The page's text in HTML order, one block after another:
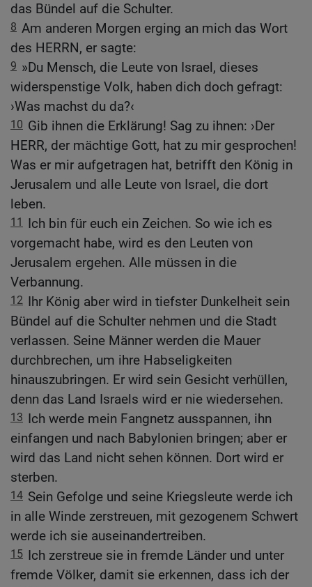
das Bündel auf die Schulter.
8 Am anderen Morgen erging an mich das Wort
des HERRN, er sagte:
9 »Du Mensch, die Leute von Israel, dieses
widerspenstige Volk, haben dich doch gefragt:
›Was machst du da?‹
10 Gib ihnen die Erklärung! Sag zu ihnen: ›Der
HERR, der mächtige Gott, hat zu mir gesprochen!
Was er mir aufgetragen hat, betrifft den König in
Jerusalem und alle Leute von Israel, die dort
leben.
11
Ich bin für euch ein Zeichen. So wie ich es
vorgemacht habe, wird es den Leuten von
Jerusalem ergehen. Alle müssen in die
Verbannung.
12 Ihr König aber wird in tiefster Dunkelheit sein
Bündel auf die Schulter nehmen und die Stadt
verlassen. Seine Männer werden die Mauer
durchbrechen, um ihre Habseligkeiten
hinauszubringen. Er wird sein Gesicht verhüllen,
denn das Land Israels wird er nie wiedersehen.
13 Ich werde mein Fangnetz ausspannen, ihn
einfangen und nach Babylonien bringen; aber er
wird das Land nicht sehen können. Dort wird er
sterben.
14 Sein Gefolge und seine Kriegsleute werde ich
in alle Winde zerstreuen, mit gezogenem Schwert
werde ich sie auseinandertreiben.
15 Ich zerstreue sie in fremde Länder und unter
fremde Völker, damit sie erkennen, dass ich der